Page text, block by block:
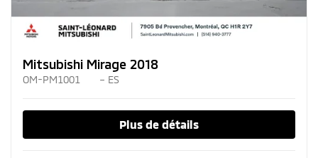
Mitsubishi Mirage 2018
OM-PM1001 – ES
Plus de détails